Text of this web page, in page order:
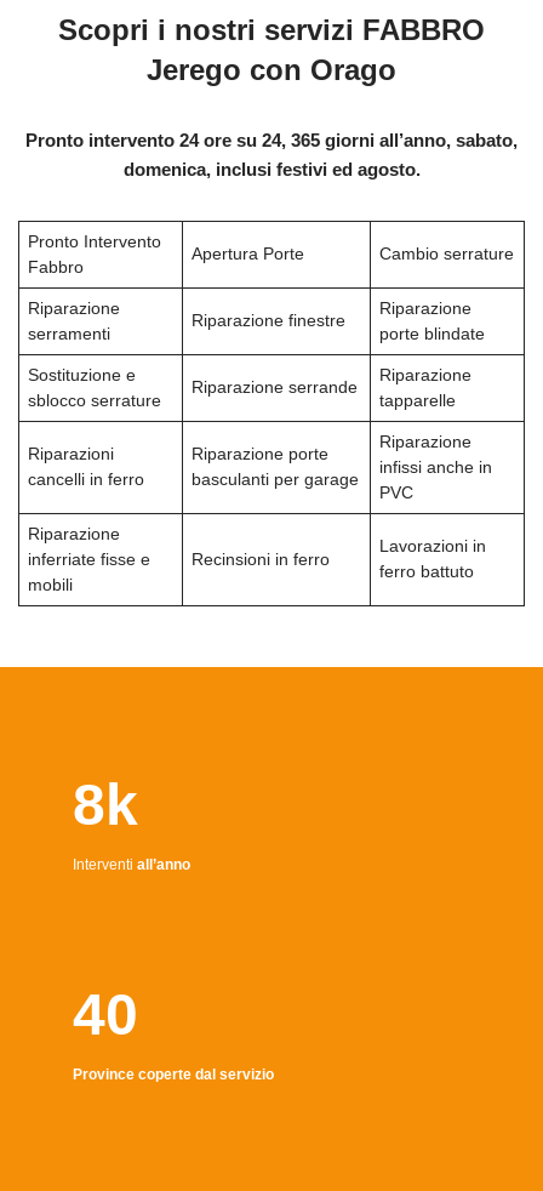
Scopri i nostri servizi FABBRO
Jerego con Orago
Pronto intervento 24 ore su 24, 365 giorni all’anno, sabato,
domenica, inclusi festivi ed agosto.
Pronto Intervento
Fabbro
Apertura Porte Cambio serrature
Riparazione
serramenti
Riparazione finestre
Riparazione
porte blindate
Sostituzione e
sblocco serrature
Riparazione serrande
Riparazione
tapparelle
Riparazioni
cancelli in ferro
Riparazione porte
basculanti per garage
Riparazione
infissi anche in
PVC
Riparazione
inferriate fisse e
mobili
Recinsioni in ferro
Lavorazioni in
ferro battuto
8k
Interventi all’anno
40
Province coperte dal servizio